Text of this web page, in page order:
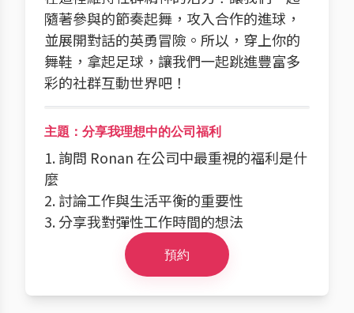
隨著參與的節奏起舞，攻入合作的進球，
並展開對話的英勇冒險。所以，穿上你的
舞鞋，拿起足球，讓我們一起跳進豐富多
彩的社群互動世界吧！
主題：分享我理想中的公司福利
1. 詢問 Ronan 在公司中最重視的福利是什
麼
2. 討論工作與生活平衡的重要性
3. 分享我對彈性工作時間的想法
預約